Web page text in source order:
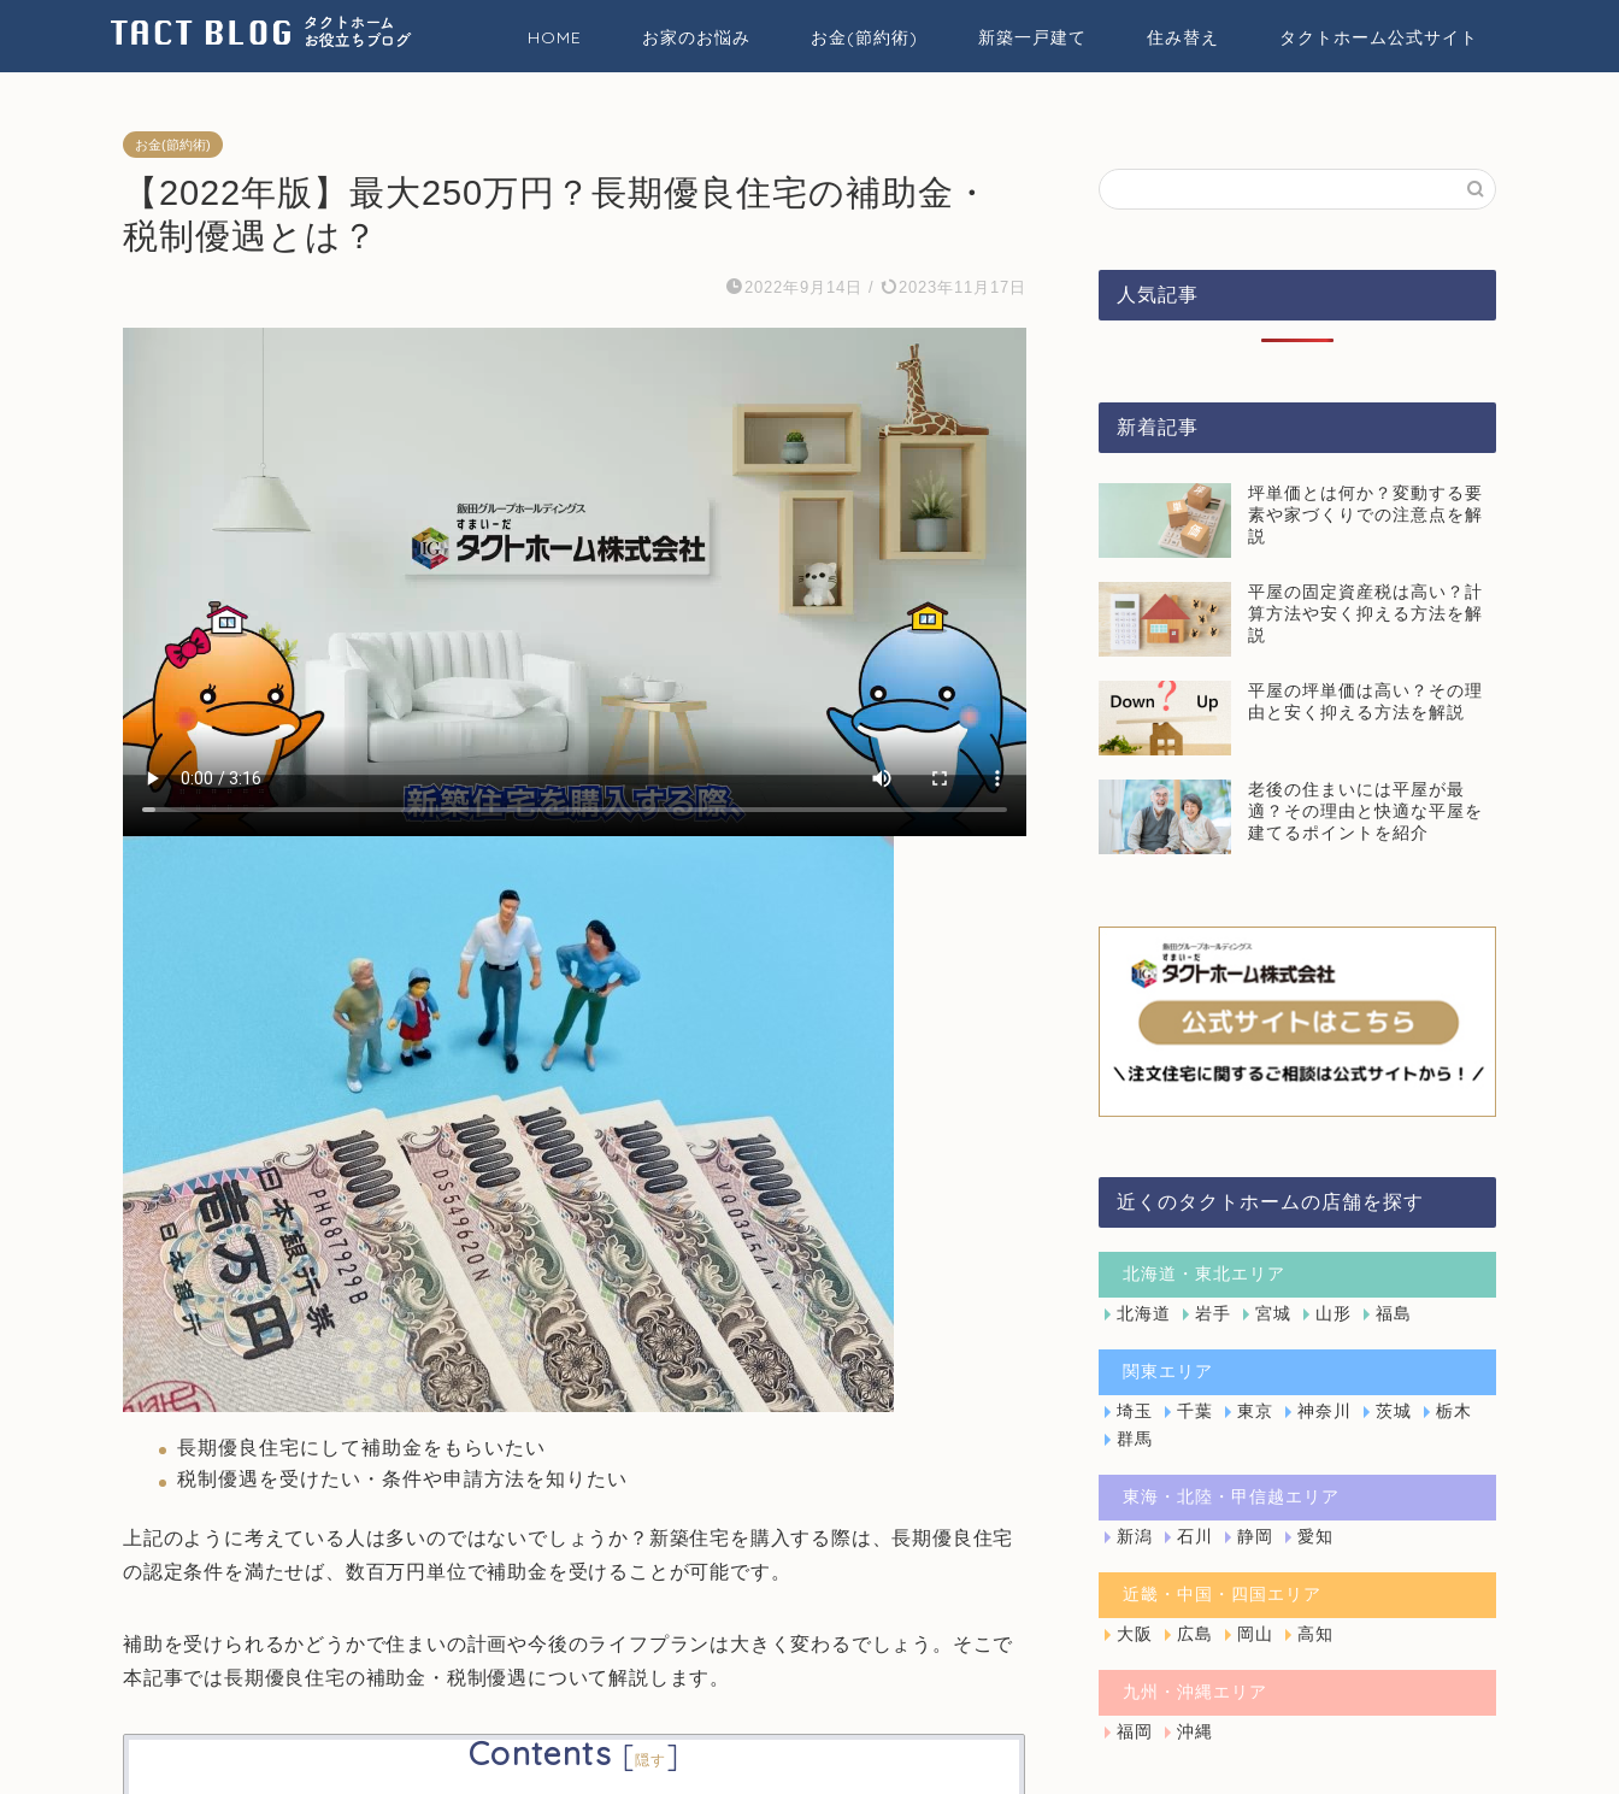
HOME お家のお悩み お金(節約術) 新築一戸建て 住み替え タクトホーム公式サイト
お金(節約術)
【2022年版】最大250万円？長期優良住宅の補助金・
税制優遇とは？
2022年9月14日 / 2023年11月17日
長期優良住宅にして補助金をもらいたい
税制優遇を受けたい・条件や申請方法を知りたい
上記のように考えている人は多いのではないでしょうか？新築住宅を購入する際は、長期優良住宅
の認定条件を満たせば、数百万円単位で補助金を受けることが可能です。
補助を受けられるかどうかで住まいの計画や今後のライフプランは大きく変わるでしょう。そこで
本記事では長期優良住宅の補助金・税制優遇について解説します。
Contents [隠す ]
人気記事
新着記事
坪単価とは何か？変動する要
素や家づくりでの注意点を解
説
平屋の固定資産税は高い？計
算方法や安く抑える方法を解
説
平屋の坪単価は高い？その理
由と安く抑える方法を解説
老後の住まいには平屋が最
適？その理由と快適な平屋を
建てるポイントを紹介
近くのタクトホームの店舗を探す
北海道・東北エリア
北海道 岩手 宮城 山形 福島
関東エリア
埼玉 千葉 東京 神奈川 茨城
栃木
群馬
東海・北陸・甲信越エリア
新潟 石川 静岡 愛知
近畿・中国・四国エリア
大阪 広島 岡山 高知
九州・沖縄エリア
福岡 沖縄